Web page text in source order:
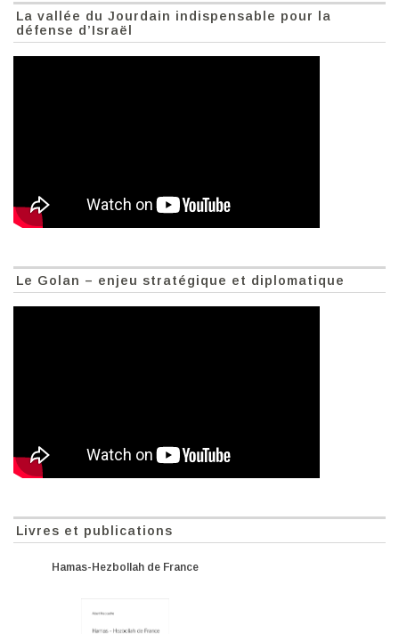
La vallée du Jourdain indispensable pour la
défense d’Israël
Le Golan – enjeu stratégique et diplomatique
Livres et publications
Hamas-Hezbollah de France